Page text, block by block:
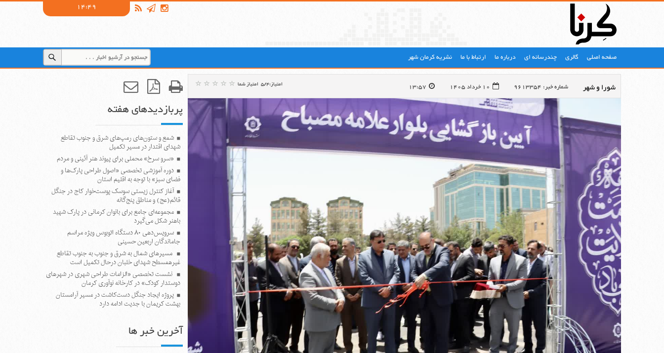
14:49
صفحه اصلی گالری چندرسانه ای درباره ما ارتباط با ما نشریه کرمان شهر
شورا و شهر شماره خبر: 9613354 10 خرداد 1405 13:57 امتیاز:5/4 امتیاز شما
پربازدیدهای هفته
شمع و ستون‌های رمپ‌های شرق و جنوب تقاطع
شهدای اقتدار در مسیر تکمیل
«سرو سرخ» محملی برای پیوند هنر آئینی و مردم
دوره آموزشی تخصصی «اصول طراحی پارک‌ها و
فضای سبز» با توجه به اقلیم استان
آغاز کنترل زیستی سوسک پوست‌خوار کاج در جنگل
قائم(عج) و مناطق پنج‌گانه
مجموعه‌ای جامع برای بانوان کرمانی در پارک شهید
باهنر شکل می‌گیرد
سرویس‌دهی ۸۰ دستگاه اتوبوس ویژه مراسم
جاماندگان اربعین حسینی
مسیرهای شمال به شرق و جنوب به جنوب تقاطع
غیرهمسطح شهدای خلبان درحال تکمیل است
نشست تخصصی «الزامات طراحی شهری در شهرهای
دوستدار کودک» در کارخانه نوآوری کرمان
پروژه ایجاد جنگل دست‌کاشت در مسیر آرامستان
بهشت کریمان با جدیت ادامه دارد
آخرین خبر ها